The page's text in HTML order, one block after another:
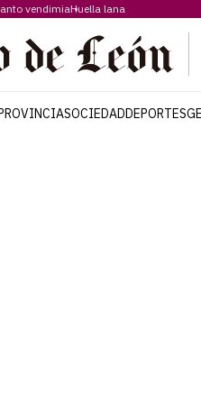
vendimiaHuella lana
SOCIEDADDEPORTES